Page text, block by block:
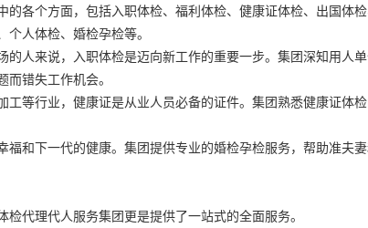
的各个方面，包括入职体检、福利体检、健康证体检、出国体
人体检、婚检孕检等。
的人来说，入职体检是迈向新工作的重要一步。集团深知用人
错失工作机会。
工等行业，健康证是从业人员必备的证件。集团熟悉健康证体
福和下一代的健康。集团提供专业的婚检孕检服务，帮助准夫
代理代人服务集团更是提供了一站式的全面服务。